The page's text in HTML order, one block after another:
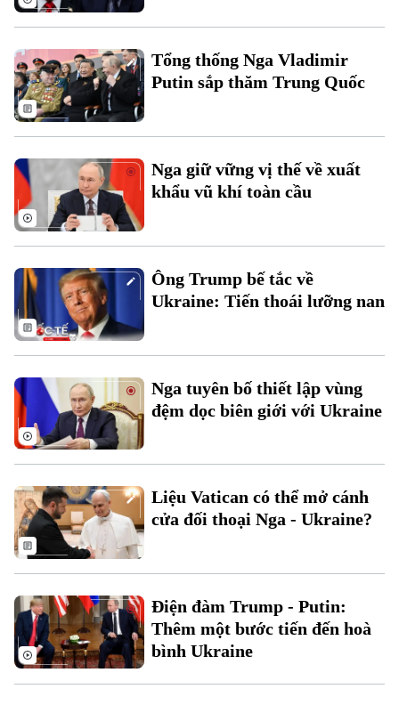
Xu hướng
Chuyên mục
Hà Nội
Chính trị
An ninh trật tự
Công nghệ
Hà Nội
Nhịp sống Hà Nội
Người Hà Nội
Khoảnh khắc Hà Nội
Thế giới
Tin tức
Quân sự
Hồ sơ
Kinh tế
Tin tức
Nhà đất
Tổng thống Nga Vladimir
Putin sắp thăm Trung Quốc
Nga giữ vững vị thế về xuất
khẩu vũ khí toàn cầu
Ông Trump bế tắc về
Ukraine: Tiến thoái lưỡng nan
Nga tuyên bố thiết lập vùng
đệm dọc biên giới với Ukraine
Liệu Vatican có thể mở cánh
cửa đối thoại Nga - Ukraine?
Điện đàm Trump - Putin:
Thêm một bước tiến đến hoà
bình Ukraine